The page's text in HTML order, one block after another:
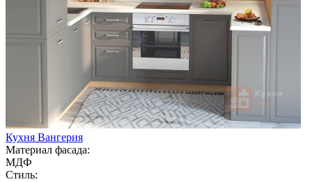
Кухня Вангерия
Материал фасада:
МДФ
Стиль: